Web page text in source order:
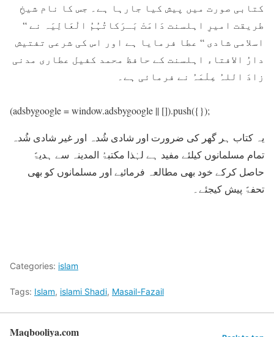
کتابی صورت میں پیش کیا جارہا ہے۔ جس کا نام شیخِ
طریقت امیرِ اہلسنت دَامَتْ بَـرَکاتُہُمُ الْعَالِیَہ نے “
اسلامی شادی “ عطا فرمایا ہے اور اس کی شرعی تفتیش
دارُ الافتاء اہلسنت کے حافظ محمد کفیل عطاری مدنی
زادَ اللہُ عِلْمَہُ نے فرمائی ہے۔
(adsbygoogle = window.adsbygoogle || []).push({});
یہ کتاب ہر گھر کی ضرورت اور شادی شُدہ اور غیر شادی شُدہ
تمام مسلمانوں کیلئے مفید ہے لہٰذا مکتبۃُ المدینہ سے ہدیۃً
حاصل کرکے خود بھی مطالعہ فرمائیے اور مسلمانوں کو بھی
تحفۃً پیش کیجئے۔
Categories: islam
Tags: Islam, islami Shadi, Masail-Fazail
Maqbooliya.com